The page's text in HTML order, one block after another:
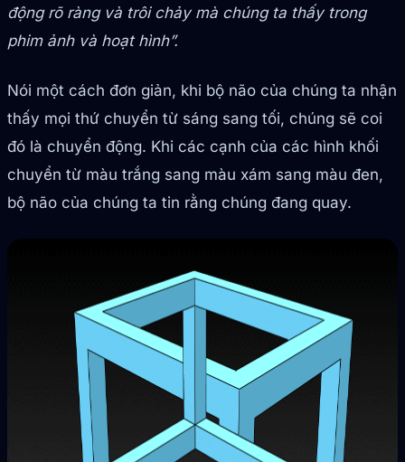
động rõ ràng và trôi chảy mà chúng ta thấy trong
phim ảnh và hoạt hình”.
Nói một cách đơn giản, khi bộ não của chúng ta nhận
thấy mọi thứ chuyển từ sáng sang tối, chúng sẽ coi
đó là chuyển động. Khi các cạnh của các hình khối
chuyển từ màu trắng sang màu xám sang màu đen,
bộ não của chúng ta tin rằng chúng đang quay.